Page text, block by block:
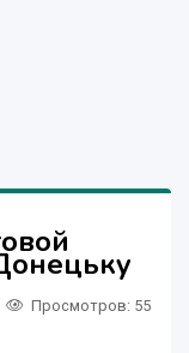
Просмотров: 55